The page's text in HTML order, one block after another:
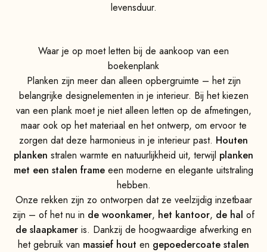
levensduur.
Waar je op moet letten bij de aankoop van een
boekenplank
Planken zijn meer dan alleen opbergruimte – het zijn
belangrijke designelementen in je interieur. Bij het kiezen
van een plank moet je niet alleen letten op de afmetingen,
maar ook op het materiaal en het ontwerp, om ervoor te
zorgen dat deze harmonieus in je interieur past. Houten
planken stralen warmte en natuurlijkheid uit, terwijl planken
met een stalen frame een moderne en elegante uitstraling
hebben.
Onze rekken zijn zo ontworpen dat ze veelzijdig inzetbaar
zijn – of het nu in de woonkamer, het kantoor, de hal of
de slaapkamer is. Dankzij de hoogwaardige afwerking en
het gebruik van massief hout en gepoedercoate stalen